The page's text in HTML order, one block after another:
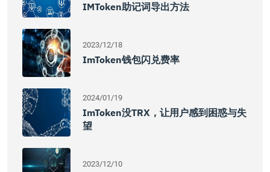
IMToken助记词导出方法
2023/12/18
ImToken钱包闪兑费率
2024/01/19
ImToken没TRX，让用户感到困惑与失
望
2023/12/10